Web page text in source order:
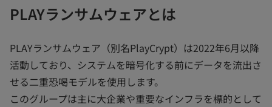
PLAYランサムウェアとは
PLAYランサムウェア（別名PlayCrypt）は2022年6月以降
活動しており、システムを暗号化する前にデータを流出さ
せる二重恐喝モデルを使用します。
このグループは主に大企業や重要なインフラを標的として